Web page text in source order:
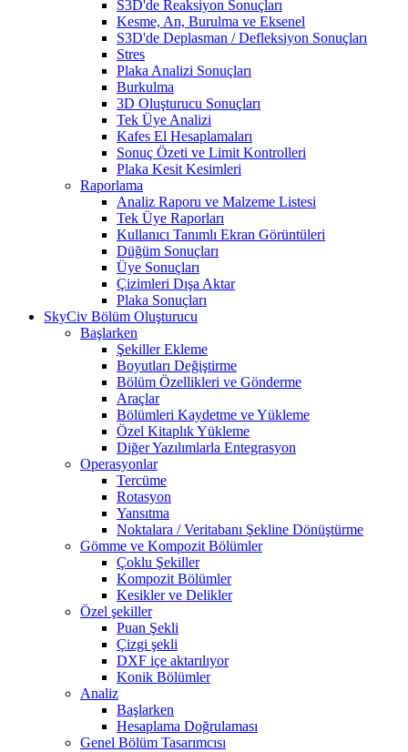
S3D'de Reaksiyon Sonuçları
Kesme, An, Burulma ve Eksenel
S3D'de Deplasman / Defleksiyon Sonuçları
Stres
Plaka Analizi Sonuçları
Burkulma
3D Oluşturucu Sonuçları
Tek Üye Analizi
Kafes El Hesaplamaları
Sonuç Özeti ve Limit Kontrolleri
Plaka Kesit Kesimleri
Raporlama
Analiz Raporu ve Malzeme Listesi
Tek Üye Raporları
Kullanıcı Tanımlı Ekran Görüntüleri
Düğüm Sonuçları
Üye Sonuçları
Çizimleri Dışa Aktar
Plaka Sonuçları
SkyCiv Bölüm Oluşturucu
Başlarken
Şekiller Ekleme
Boyutları Değiştirme
Bölüm Özellikleri ve Gönderme
Araçlar
Bölümleri Kaydetme ve Yükleme
Özel Kitaplık Yükleme
Diğer Yazılımlarla Entegrasyon
Operasyonlar
Tercüme
Rotasyon
Yansıtma
Noktalara / Veritabanı Şekline Dönüştürme
Gömme ve Kompozit Bölümler
Çoklu Şekiller
Kompozit Bölümler
Kesikler ve Delikler
Özel şekiller
Puan Şekli
Çizgi şekli
DXF içe aktarılıyor
Konik Bölümler
Analiz
Başlarken
Hesaplama Doğrulaması
Genel Bölüm Tasarımcısı